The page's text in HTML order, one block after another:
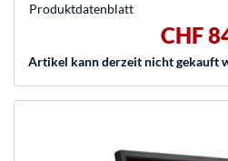
CHF
Artikel kann derzeit nicht gekauft
Produkt­datenblatt